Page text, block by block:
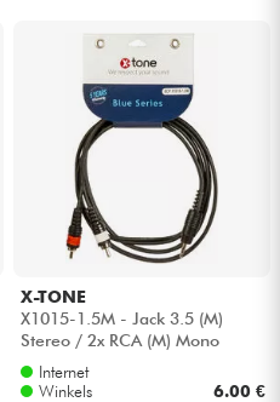
X-TONE
X1015-1.5M - Jack 3.5 (M)
Stereo / 2x RCA (M) Mono
Internet
Winkels
6.00 €